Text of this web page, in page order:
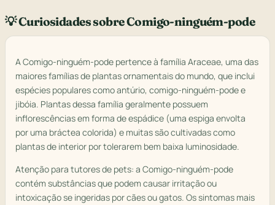
💡 Curiosidades sobre Comigo-ninguém-pode
A Comigo-ninguém-pode pertence à família Araceae, uma das
maiores famílias de plantas ornamentais do mundo, que inclui
espécies populares como antúrio, comigo-ninguém-pode e
jibóia. Plantas dessa família geralmente possuem
inflorescências em forma de espádice (uma espiga envolta
por uma bráctea colorida) e muitas são cultivadas como
plantas de interior por tolerarem bem baixa luminosidade.
Atenção para tutores de pets: a Comigo-ninguém-pode
contém substâncias que podem causar irritação ou
intoxicação se ingeridas por cães ou gatos. Os sintomas mais